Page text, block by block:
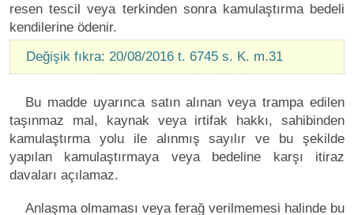
resen tescil veya terkinden sonra kamulaştırma bedeli
kendilerine ödenir.
Değişik fıkra: 20/08/2016 t. 6745 s. K. m.31
Bu madde uyarınca satın alınan veya trampa edilen
taşınmaz mal, kaynak veya irtifak hakkı, sahibinden
kamulaştırma yolu ile alınmış sayılır ve bu şekilde
yapılan kamulaştırmaya veya bedeline karşı itiraz
davaları açılamaz.
Anlaşma olmaması veya ferağ verilmemesi halinde bu